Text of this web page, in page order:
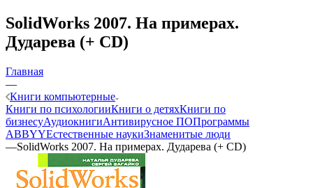
SolidWorks 2007. На примерах.
Дударева (+ CD)
Главная
—
Книги компьютерные
Книги по психологииКниги о детяхКниги по
бизнесуАудиокнигиАнтивирусное ПОПрограммы
ABBYYЕстественные наукиЗнаменитые люди
—SolidWorks 2007. На примерах. Дударева (+ CD)